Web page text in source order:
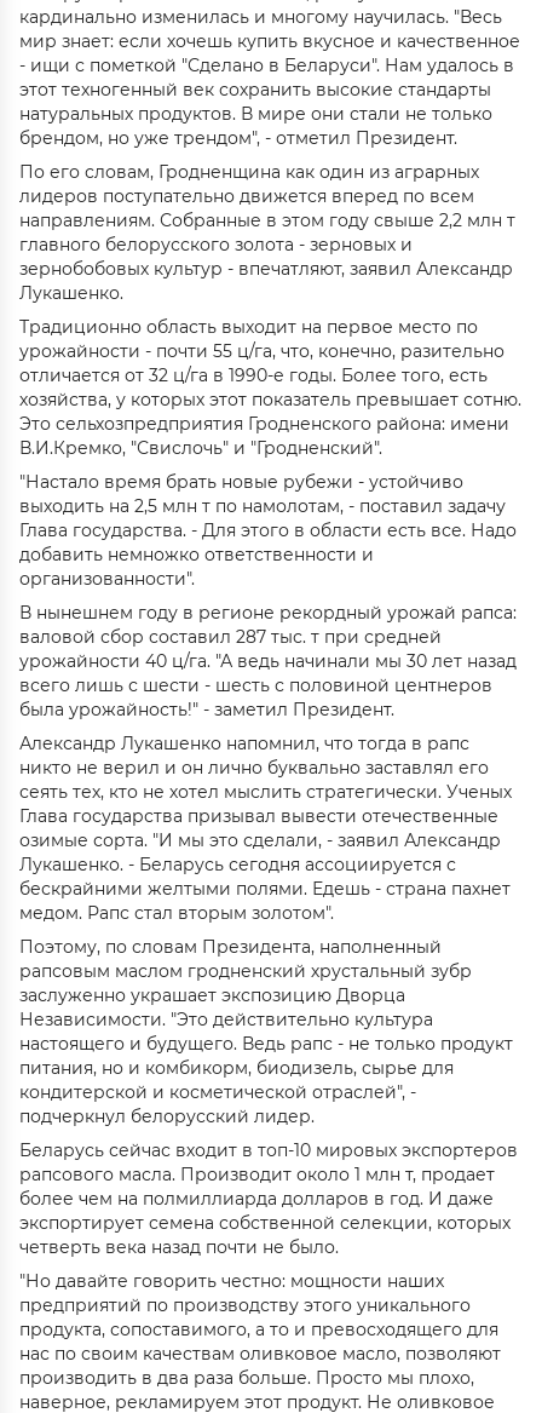
кардинально изменилась и многому научилась. "Весь
мир знает: если хочешь купить вкусное и качественное
- ищи с пометкой "Сделано в Беларуси". Нам удалось в
этот техногенный век сохранить высокие стандарты
натуральных продуктов. В мире они стали не только
брендом, но уже трендом", - отметил Президент.
По его словам, Гродненщина как один из аграрных
лидеров поступательно движется вперед по всем
направлениям. Собранные в этом году свыше 2,2 млн т
главного белорусского золота - зерновых и
зернобобовых культур - впечатляют, заявил Александр
Лукашенко.
Традиционно область выходит на первое место по
урожайности - почти 55 ц/га, что, конечно, разительно
отличается от 32 ц/га в 1990-е годы. Более того, есть
хозяйства, у которых этот показатель превышает сотню.
Это сельхозпредприятия Гродненского района: имени
В.И.Кремко, "Свислочь" и "Гродненский".
"Настало время брать новые рубежи - устойчиво
выходить на 2,5 млн т по намолотам, - поставил задачу
Глава государства. - Для этого в области есть все. Надо
добавить немножко ответственности и
организованности".
В нынешнем году в регионе рекордный урожай рапса:
валовой сбор составил 287 тыс. т при средней
урожайности 40 ц/га. "А ведь начинали мы 30 лет назад
всего лишь с шести - шесть с половиной центнеров
была урожайность!" - заметил Президент.
Александр Лукашенко напомнил, что тогда в рапс
никто не верил и он лично буквально заставлял его
сеять тех, кто не хотел мыслить стратегически. Ученых
Глава государства призывал вывести отечественные
озимые сорта. "И мы это сделали, - заявил Александр
Лукашенко. - Беларусь сегодня ассоциируется с
бескрайними желтыми полями. Едешь - страна пахнет
медом. Рапс стал вторым золотом".
Поэтому, по словам Президента, наполненный
рапсовым маслом гродненский хрустальный зубр
заслуженно украшает экспозицию Дворца
Независимости. "Это действительно культура
настоящего и будущего. Ведь рапс - не только продукт
питания, но и комбикорм, биодизель, сырье для
кондитерской и косметической отраслей", -
подчеркнул белорусский лидер.
Беларусь сейчас входит в топ-10 мировых экспортеров
рапсового масла. Производит около 1 млн т, продает
более чем на полмиллиарда долларов в год. И даже
экспортирует семена собственной селекции, которых
четверть века назад почти не было.
"Но давайте говорить честно: мощности наших
предприятий по производству этого уникального
продукта, сопоставимого, а то и превосходящего для
нас по своим качествам оливковое масло, позволяют
производить в два раза больше. Просто мы плохо,
наверное, рекламируем этот продукт. Не оливковое